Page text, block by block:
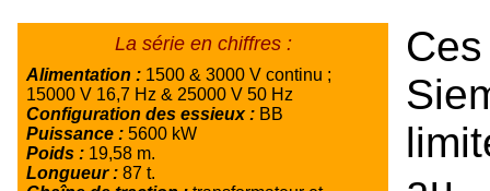
La série en chiffres :
Alimentation : 1500 & 3000 V continu ;
15000 V 16,7 Hz & 25000 V 50 Hz
Configuration des essieux : BB
Puissance : 5600 kW
Poids : 19,58 m.
Longueur : 87 t.